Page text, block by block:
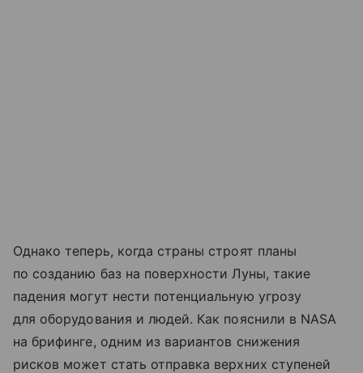
Однако теперь, когда страны строят планы
по созданию баз на поверхности Луны, такие
падения могут нести потенциальную угрозу
для оборудования и людей. Как пояснили в NASA
на брифинге, одним из вариантов снижения
рисков может стать отправка верхних ступеней